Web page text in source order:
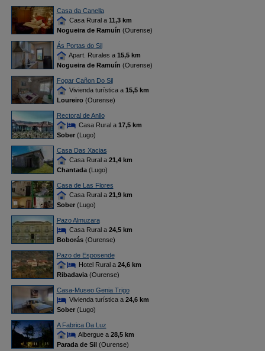
Casa da Canella
Casa Rural a 11,3 km
Nogueira de Ramuín (Ourense)
Ás Portas do Sil
Apart. Rurales a 15,5 km
Nogueira de Ramuín (Ourense)
Fogar Cañon Do Sil
Vivienda turística a 15,5 km
Loureiro(Ourense)
Rectoral de Anllo
Casa Rural a 17,5 km
Sober(Lugo)
Casa Das Xacias
Casa Rural a 21,4 km
Chantada(Lugo)
Casa de Las Flores
Casa Rural a 21,9 km
Sober(Lugo)
Pazo Almuzara
Casa Rural a 24,5 km
Boborás(Ourense)
Pazo de Esposende
Hotel Rural a 24,6 km
Ribadavia(Ourense)
Casa-Museo Genia Trigo
Vivienda turística a 24,6 km
Sober(Lugo)
A Fabrica Da Luz
Albergue a 28,5 km
Parada de Sil(Ourense)